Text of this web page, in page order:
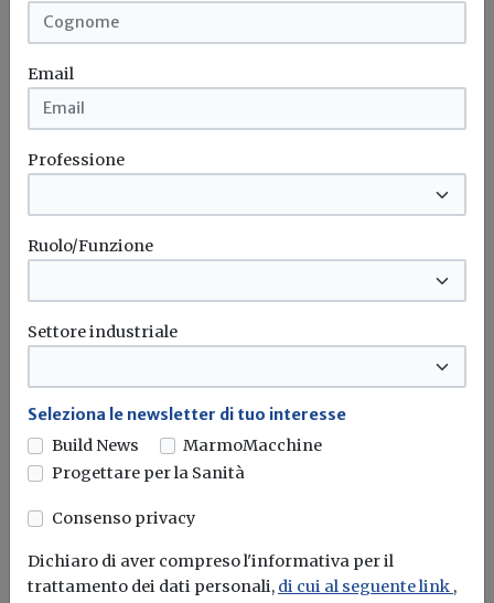
ha posto al centro...
Attualità
confronto reale con tutte le professioni
tecniche
Email
Professione
Ruolo/Funzione
Settore industriale
Seleziona le newsletter di tuo interesse
Build News
MarmoMacchine
Progettare per la Sanità
Consenso privacy
Dichiaro di aver compreso l'informativa per il
trattamento dei dati personali, di cui al seguente link ,